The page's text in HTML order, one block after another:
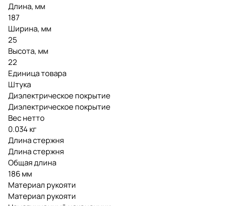
Длина, мм
187
Ширина, мм
25
Высота, мм
22
Единица товара
Штука
Диэлектрическое покрытие
Диэлектрическое покрытие
Вес нетто
0.034 кг
Длина стержня
Длина стержня
Общая длина
186 мм
Материал рукояти
Материал рукояти